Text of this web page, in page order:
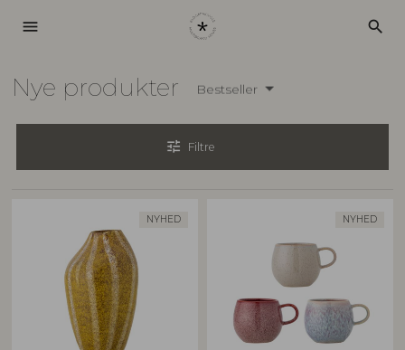
menu search
Nye produkter Bestseller
tune Filtre
NYHED NYHED